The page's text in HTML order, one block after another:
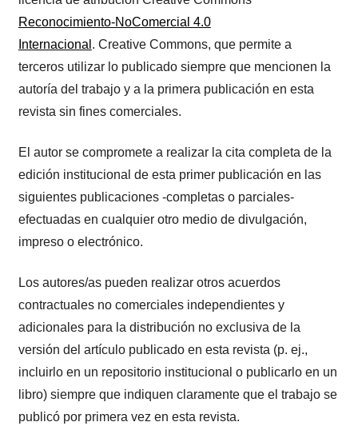
Reconocimiento-NoComercial 4.0
Internacional . Creative Commons, que permite a
terceros utilizar lo publicado siempre que mencionen la
autoría del trabajo y a la primera publicación en esta
revista sin fines comerciales.
El autor se compromete a realizar la cita completa de la
edición institucional de esta primer publicación en las
siguientes publicaciones -completas o parciales-
efectuadas en cualquier otro medio de divulgación,
impreso o electrónico.
Los autores/as pueden realizar otros acuerdos
contractuales no comerciales independientes y
adicionales para la distribución no exclusiva de la
versión del artículo publicado en esta revista (p. ej.,
incluirlo en un repositorio institucional o publicarlo en un
libro) siempre que indiquen claramente que el trabajo se
publicó por primera vez en esta revista.